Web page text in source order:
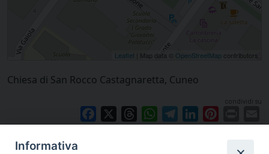
Leaflet | Map data © OpenStreetMap contributors
Chiesa di San Rocco Castagnaretta, Cuneo
condividi su
Facebook ThreadsWhatsAppTelegramLinkedIn
Informativa